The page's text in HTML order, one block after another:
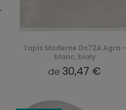
Tapis Moderne Ds72A Agra -
blanc, biały
de 30,47 €